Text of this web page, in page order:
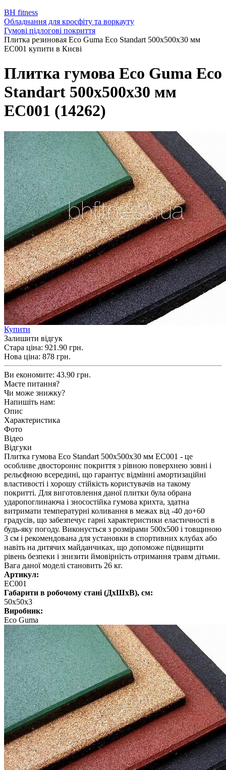
BH fitness
Обладнання для кросфіту та воркауту
Гумові підлогові покриття
Плитка резиновая Eco Guma Eco Standart 500x500х30 мм
EC001 купити в Києві
Плитка гумова Eco Guma Eco
Standart 500х500х30 мм
EC001 (14262)
Купити
Залишити відгук
Стара ціна: 921.90 грн.
Нова ціна: 878 грн.
Ви економите: 43.90 грн.
Маєте питання?
Чи може знижку?
Напишіть нам:
Опис
Характеристика
Фото
Відео
Відгуки
Плитка гумова Eco Standart 500х500х30 мм EC001 - це
особливе двостороннє покриття з рівною поверхнею зовні і
рельєфною всередині, що гарантує відмінні амортизаційні
властивості і хорошу стійкість користувачів на такому
покритті. Для виготовлення даної плитки була обрана
ударопоглинаюча і зносостійка гумова крихта, здатна
витримати температурні коливання в межах від -40 до+60
градусів, що забезпечує гарні характеристики еластичності в
будь-яку погоду. Виконується з розмірами 500х500 і товщиною
3 см і рекомендована для установки в спортивних клубах або
навіть на дитячих майданчиках, що допоможе підвищити
рівень безпеки і знизити ймовірність отримання травм дітьми.
Вага даної моделі становить 26 кг.
Артикул:
EC001
Габарити в робочому стані (ДхШхВ), см:
50x50х3
Виробник:
Eco Guma